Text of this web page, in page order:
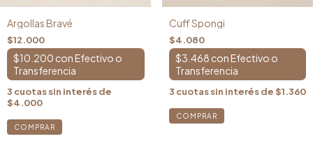
Argollas Bravé
$12.000
$10.200 con
3 cuotas sin interés de
$4.000
Cuff Spongi
$4.080
$3.468 con
3 cuotas sin interés de$1.360